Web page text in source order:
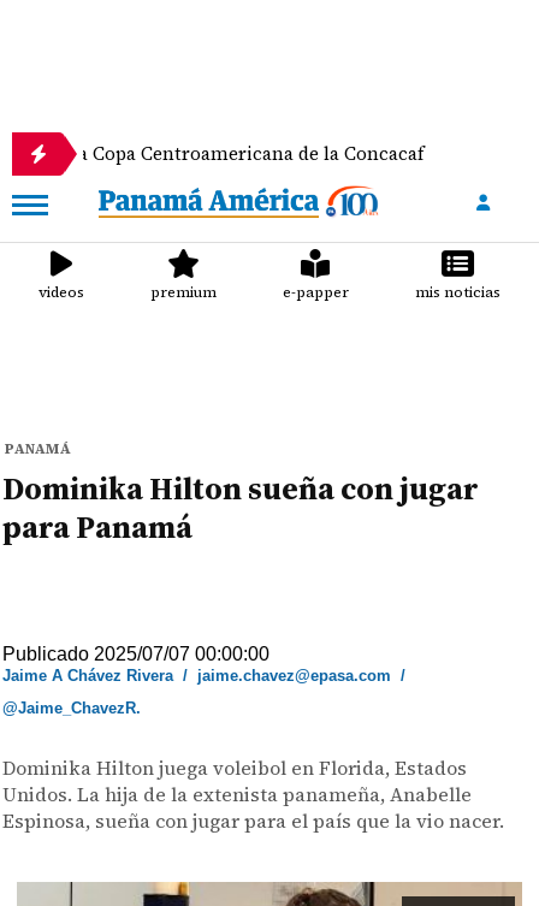
Copa Centroamericana de la Concacaf
videos premium e-papper mis noticias
PANAMÁ
Dominika Hilton sueña con jugar
para Panamá
Publicado 2025/07/07 00:00:00
Jaime A Chávez Rivera/ jaime.chavez@epasa.com /
@Jaime_ChavezR.
Dominika Hilton juega voleibol en Florida, Estados
Unidos. La hija de la extenista panameña, Anabelle
Espinosa, sueña con jugar para el país que la vio nacer.